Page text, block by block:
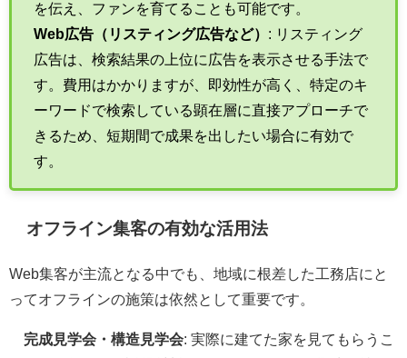
を伝え、ファンを育てることも可能です。
Web広告（リスティング広告など） : リスティング
広告は、検索結果の上位に広告を表示させる手法で
す。費用はかかりますが、即効性が高く、特定のキ
ーワードで検索している顕在層に直接アプローチで
きるため、短期間で成果を出したい場合に有効で
す。
オフライン集客の有効な活用法
Web集客が主流となる中でも、地域に根差した工務店にと
ってオフラインの施策は依然として重要です。
完成見学会・構造見学会: 実際に建てた家を見てもらうこ